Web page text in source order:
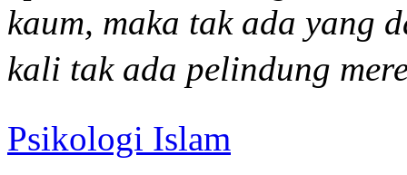
kaum, maka tak ada yang
kali tak ada pelindung
Psikologi Islam